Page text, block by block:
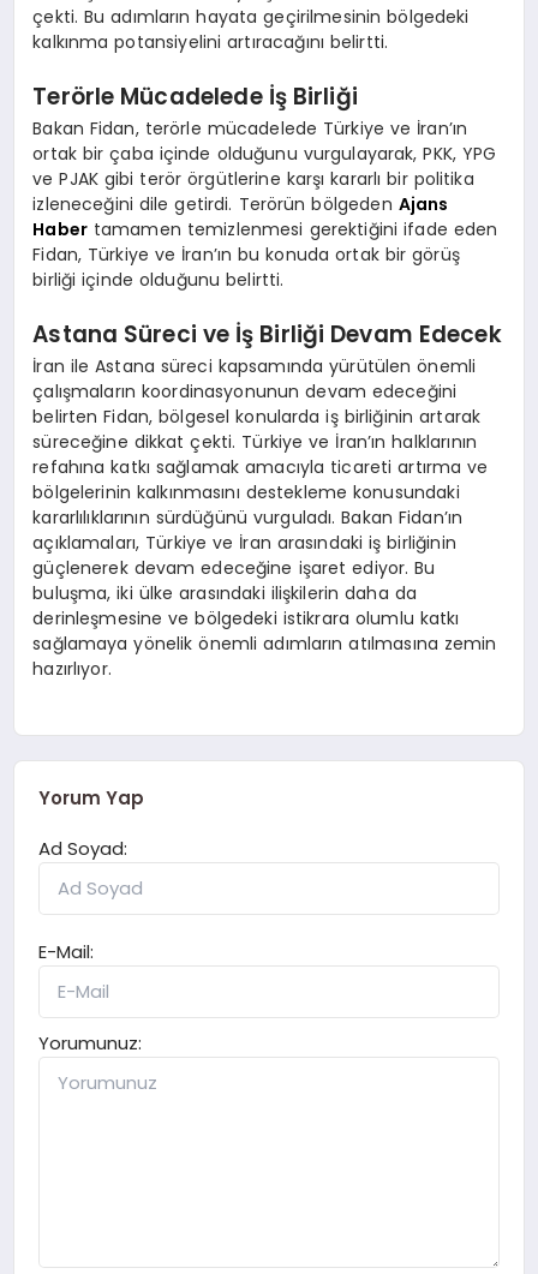
çekti. Bu adımların hayata geçirilmesinin bölgedeki
kalkınma potansiyelini artıracağını belirtti.
Terörle Mücadelede İş Birliği
Bakan Fidan, terörle mücadelede Türkiye ve İran’ın
ortak bir çaba içinde olduğunu vurgulayarak, PKK, YPG
ve PJAK gibi terör örgütlerine karşı kararlı bir politika
izleneceğini dile getirdi. Terörün bölgeden Ajans
Habertamamen temizlenmesi gerektiğini ifade eden
Fidan, Türkiye ve İran’ın bu konuda ortak bir görüş
birliği içinde olduğunu belirtti.
Astana Süreci ve İş Birliği Devam Edecek
İran ile Astana süreci kapsamında yürütülen önemli
çalışmaların koordinasyonunun devam edeceğini
belirten Fidan, bölgesel konularda iş birliğinin artarak
süreceğine dikkat çekti. Türkiye ve İran’ın halklarının
refahına katkı sağlamak amacıyla ticareti artırma ve
bölgelerinin kalkınmasını destekleme konusundaki
kararlılıklarının sürdüğünü vurguladı. Bakan Fidan’ın
açıklamaları, Türkiye ve İran arasındaki iş birliğinin
güçlenerek devam edeceğine işaret ediyor. Bu
buluşma, iki ülke arasındaki ilişkilerin daha da
derinleşmesine ve bölgedeki istikrara olumlu katkı
sağlamaya yönelik önemli adımların atılmasına zemin
hazırlıyor.
Yorum Yap
Ad Soyad:
E-Mail:
Yorumunuz: